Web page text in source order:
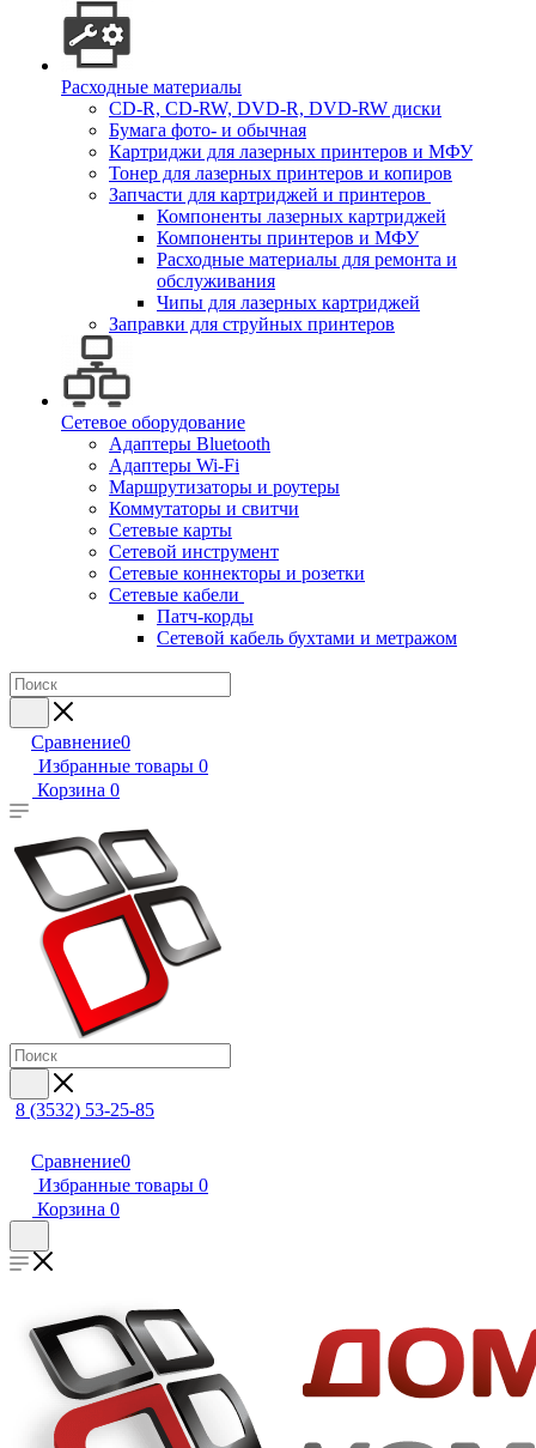
Расходные материалы
CD-R, CD-RW, DVD-R, DVD-RW диски
Бумага фото- и обычная
Картриджи для лазерных принтеров и МФУ
Тонер для лазерных принтеров и копиров
Запчасти для картриджей и принтеров
Компоненты лазерных картриджей
Компоненты принтеров и МФУ
Расходные материалы для ремонта и
обслуживания
Чипы для лазерных картриджей
Заправки для струйных принтеров
Сетевое оборудование
Адаптеры Bluetooth
Адаптеры Wi-Fi
Маршрутизаторы и роутеры
Коммутаторы и свитчи
Сетевые карты
Сетевой инструмент
Сетевые коннекторы и розетки
Сетевые кабели
Патч-корды
Сетевой кабель бухтами и метражом
Сравнение0
Избранные товары 0
Корзина 0
8 (3532) 53-25-85
Сравнение0
Избранные товары 0
Корзина 0